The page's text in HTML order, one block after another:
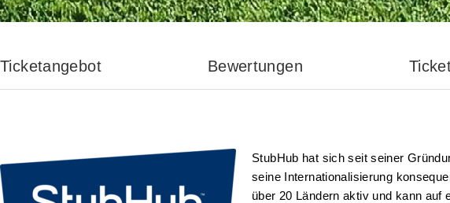
Ticketangebot Bewertungen
StubHub hat sich seit seiner
seine Internationalisierung
über 20 Ländern aktiv und kann auf